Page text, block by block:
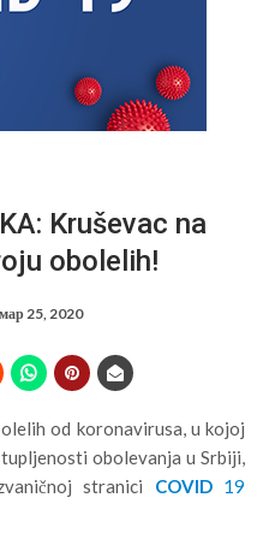
Kruševac na
obolelih!
мар 25, 2020
od koronavirusa, u kojoj
obolevanja u Srbiji,
stranici COVID19